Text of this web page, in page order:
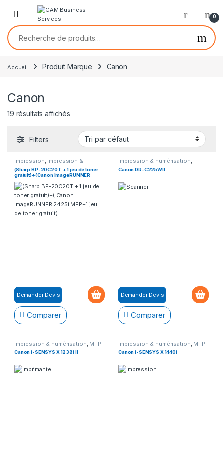
0
Accueil Produit Marque Canon
Canon
19 résultats affichés
Filters
Impression, Impression &
numérisation,MFP
(Multifonction)
(Sharp BP-20C20T + 1 jeu de toner
gratuit)+( Canon ImageRUNNER
Demander Devis
Comparer
Impression & numérisation,
Numérisation,Scanner de
documents
Canon DR-C225WII
Demander Devis
Comparer
Impression & numérisation MFP
(Multifonction)
Canon i-SENSYS X 1238i II
Impression & numérisation MFP
(Multifonction)
Canon i-SENSYS X 1440i